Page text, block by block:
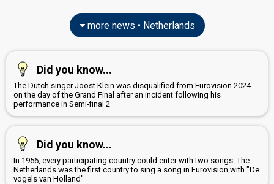
more news • Netherlands
Did you know...
The Dutch singer Joost Klein was disqualified from Eurovision 2024
on the day of the Grand Final after an incident following his
performance in Semi-final 2
Did you know...
In 1956, every participating country could enter with two songs. The
Netherlands was the first country to sing a song in Eurovision with "De
vogels van Holland"